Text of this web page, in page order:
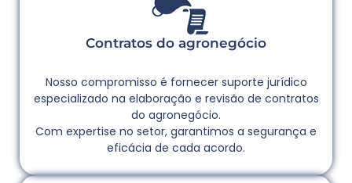
Contratos do agronegócio
Nosso compromisso é fornecer suporte jurídico
especializado na elaboração e revisão de contratos
do agronegócio.
Com expertise no setor, garantimos a segurança e
eficácia de cada acordo.